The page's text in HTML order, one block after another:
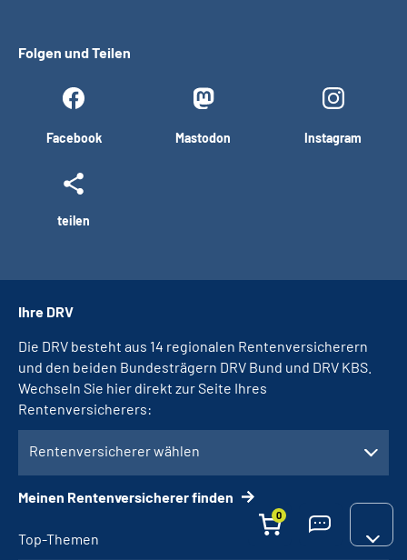
0
Folgen und Teilen
Facebook Mastodon Instagram
teilen
Top-Themen
Ihre DRV
Die DRV besteht aus 14 regionalen Rentenversicherern
und den beiden Bundesträgern DRV Bund und DRV KBS.
Wechseln Sie hier direkt zur Seite Ihres
Rentenversicherers:
Rentenversicherer wählen
Meinen Rentenversicherer finden